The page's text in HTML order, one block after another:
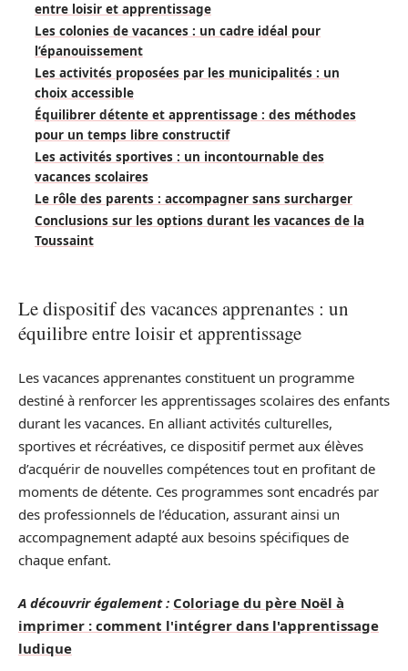
entre loisir et apprentissage
Les colonies de vacances : un cadre idéal pour
l’épanouissement
Les activités proposées par les municipalités : un
choix accessible
Équilibrer détente et apprentissage : des méthodes
pour un temps libre constructif
Les activités sportives : un incontournable des
vacances scolaires
Le rôle des parents : accompagner sans surcharger
Conclusions sur les options durant les vacances de la
Toussaint
Le dispositif des vacances apprenantes : un
équilibre entre loisir et apprentissage
Les vacances apprenantes constituent un programme
destiné à renforcer les apprentissages scolaires des enfants
durant les vacances. En alliant activités culturelles,
sportives et récréatives, ce dispositif permet aux élèves
d’acquérir de nouvelles compétences tout en profitant de
moments de détente. Ces programmes sont encadrés par
des professionnels de l’éducation, assurant ainsi un
accompagnement adapté aux besoins spécifiques de
chaque enfant.
A découvrir également : Coloriage du père Noël à
imprimer : comment l'intégrer dans l'apprentissage
ludique